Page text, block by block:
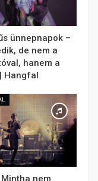
ünnepnapok –
de nem a
hanem a
Hangfal
nem